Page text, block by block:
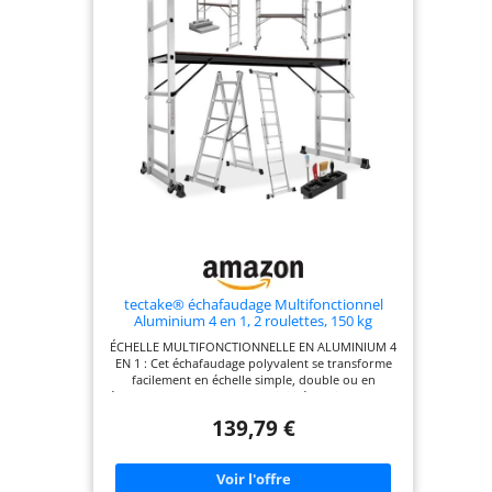
indispensable pour les travaux de peinture et de
rénovation Hauteur de l'échelle: 2,14 m hauteur
de travail: 2,97 m
tectake® échafaudage Multifonctionnel
Aluminium 4 en 1, 2 roulettes, 150 kg
ÉCHELLE MULTIFONCTIONNELLE EN ALUMINIUM 4
EN 1 : Cet échafaudage polyvalent se transforme
facilement en échelle simple, double ou en
échafaudage, offrant une flexibilité maximale pour
robuste garantit légèreté et durabilité, parfaite
entretien à domicile. GRANDE SURFACE DE
TRAVAIL SÛRE : Cette plateforme de 147 x 40 cm
139,79 €